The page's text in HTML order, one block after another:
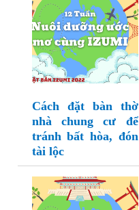
Cách đặt bàn thờ
nhà chung cư để
tránh bất hòa, đón
tài lộc